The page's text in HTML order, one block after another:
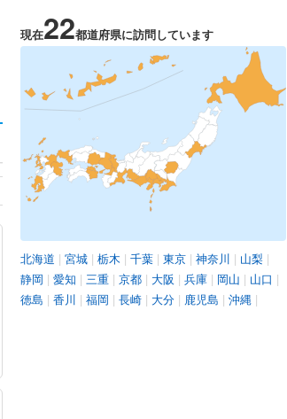
現在22都道府県に訪問しています
北海道 | 宮城 | 栃木 | 千葉 | 東京 | 神奈川 | 山梨 |
静岡 | 愛知 | 三重 | 京都 | 大阪 | 兵庫 | 岡山 | 山口 |
徳島 | 香川 | 福岡 | 長崎 | 大分 | 鹿児島 | 沖縄 |